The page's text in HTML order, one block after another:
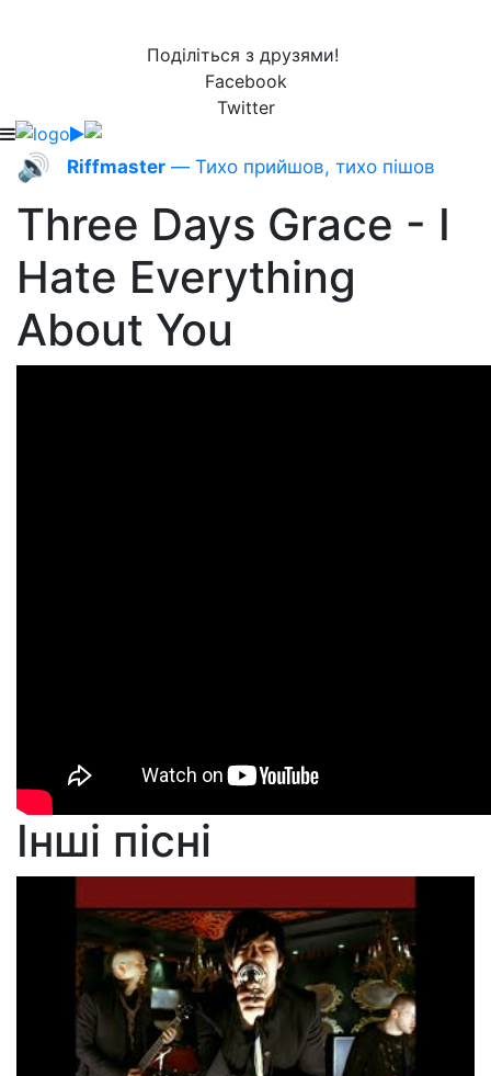
Поділіться з друзями!
Facebook
Twitter
🔊 Riffmaster — Тихо прийшов, тихо пішов
Three Days Grace - I
Hate Everything
About You
Інші пісні